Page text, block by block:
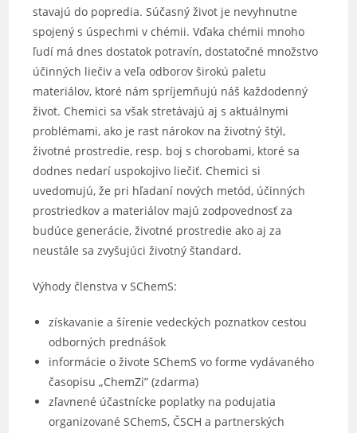
stavajú do popredia. Súčasný život je nevyhnutne
spojený s úspechmi v chémii. Vďaka chémii mnoho
ľudí má dnes dostatok potravín, dostatočné množstvo
účinných liečiv a veľa odborov širokú paletu
materiálov, ktoré nám spríjemňujú náš každodenný
život. Chemici sa však stretávajú aj s aktuálnymi
problémami, ako je rast nárokov na životný štýl,
životné prostredie, resp. boj s chorobami, ktoré sa
dodnes nedarí uspokojivo liečiť. Chemici si
uvedomujú, že pri hľadaní nových metód, účinných
prostriedkov a materiálov majú zodpovednosť za
budúce generácie, životné prostredie ako aj za
neustále sa zvyšujúci životný štandard.
Výhody členstva v SChemS:
získavanie a šírenie vedeckých poznatkov cestou
odborných prednášok
informácie o živote SChemS vo forme vydávaného
časopisu „ChemZi” (zdarma)
zľavnené účastnícke poplatky na podujatia
organizované SChemS, ČSCH a partnerských